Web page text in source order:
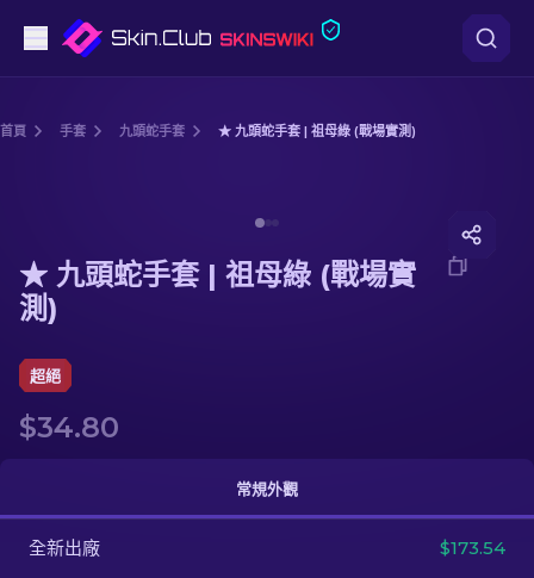
狙擊步槍
其他
首頁 手套 九頭蛇手套 ★ 九頭蛇手套 | 祖母綠 (戰場實測)
★ 九頭蛇手套 | 祖母綠 (戰場實
測)
超絕
$34.80
常規外觀
全新出廠 $173.54